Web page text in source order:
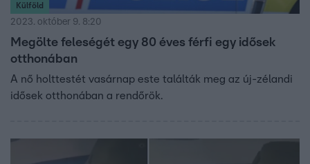
Külföld
2023. október 9. 8:20
Megölte feleségét egy 80 éves férfi egy idősek
otthonában
A nő holttestét vasárnap este találták meg az új-zélandi
idősek otthonában a rendőrök.